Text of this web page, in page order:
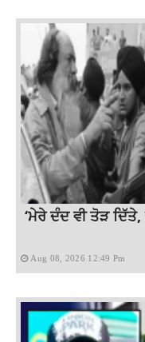
‘ਮੇਰੇ ਦੰਦ ਵੀ ਤੋੜ
Aug 08, 2026 12:49 Pm